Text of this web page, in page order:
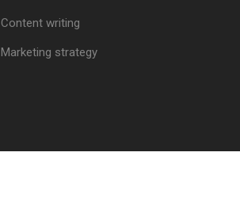
Content writing
Marketing strategy